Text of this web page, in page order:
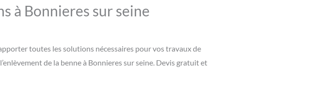
à Bonnieres sur seine
toutes les solutions nécessaires pour vos travaux de
de la benne à Bonnieres sur seine. Devis gratuit et